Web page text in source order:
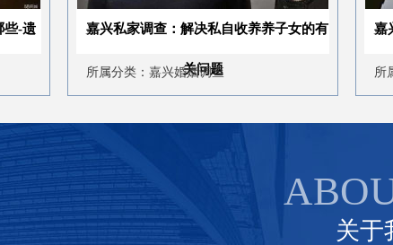
嘉兴私家调查：解决私自收养养子女的有
关问题
所属分类：嘉兴婚姻调查
嘉兴市出轨调查
结婚的
所属分类：嘉兴
关于